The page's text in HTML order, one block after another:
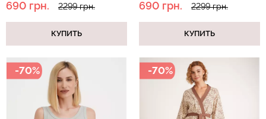
690 грн. 2299 грн.
КУПИТЬ
690 грн. 2299 грн.
КУПИТЬ
-70% -70%